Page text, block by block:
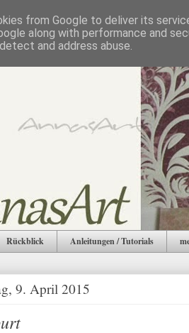
Rückblick Anleitungen / Tutorials
9. April 2015
from Google to deliver its
along with performance and
and address abuse.